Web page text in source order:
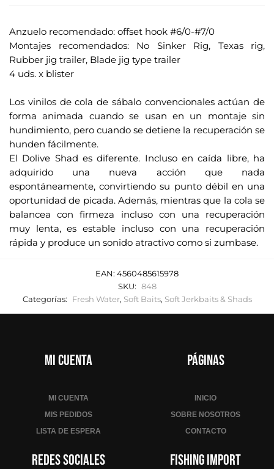
Anzuelo recomendado: offset hook #6/0-#7/0
Montajes recomendados: No Sinker Rig, Texas rig,
Rubber jig trailer, Blade jig type trailer
4 uds. x blister
Los vinilos de cola de sábalo convencionales actúan de
forma animada cuando se usan en un montaje sin
hundimiento, pero cuando se detiene la recuperación se
hunden fácilmente.
El Dolive Shad es diferente. Incluso en caída libre, ha
adquirido una nueva acción que nada
espontáneamente, convirtiendo su punto débil en una
oportunidad de picada. Además, mientras que la cola se
balancea con firmeza incluso con una recuperación
muy lenta, es estable incluso con una recuperación
rápida y produce un sonido atractivo como si zumbase.
EAN: 4560485615978
SKU: 848
Categorías:
Fresh Water, Soft Baits, Soft Jerkbaits & Shads
Mi cuenta
MI CUENTA
MIS PEDIDOS
LISTA DE ESPERA
Páginas
INICIO
SOBRE NOSOTROS
CONTACTO
Redes sociales Fishing Import